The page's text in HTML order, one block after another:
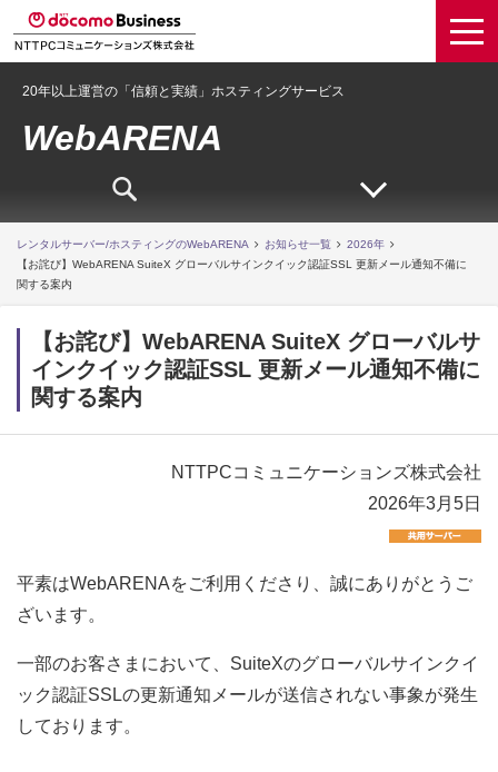
20年以上運営の「信頼と実績」ホスティングサービス
WebARENA
レンタルサーバー/ホスティングのWebARENA お知らせ一覧
2026年
【お詫び】WebARENA SuiteX グローバルサインクイック認証SSL 更新メール通知不備に
関する案内
【お詫び】WebARENA SuiteX グローバルサ
インクイック認証SSL 更新メール通知不備に
関する案内
NTTPCコミュニケーションズ株式会社
2026年3月5日
平素はWebARENAをご利用くださり、誠にありがとうご
ざいます。
一部のお客さまにおいて、SuiteXのグローバルサインクイ
ック認証SSLの更新通知メールが送信されない事象が発生
しております。